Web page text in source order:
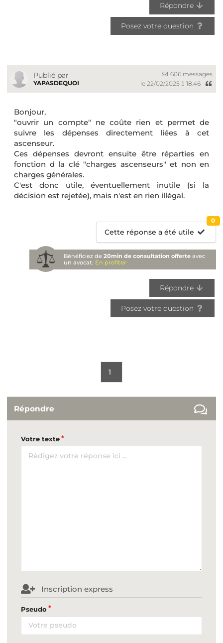
Répondre
Posez votre question
Publié par
YAPASDEQUOI
606 messages
le 22/02/2025 à 18:46
Bonjour,
"ouvrir un compte" ne coûte rien et permet de
suivre les dépenses directement liées à cet
ascenseur.
Ces dépenses devront ensuite être réparties en
fonction d la clé "charges ascenseurs" et non en
charges générales.
C'est donc utile, éventuellement inutile (si la
décision est rejetée), mais n'est en rien illégal.
Cette réponse a été utile
0
Bénéficiez de20min de consultation offerte avec
un avocat. En profiter
Répondre
Posez votre question
1
Répondre
Votre texte
Inscription express
Pseudo